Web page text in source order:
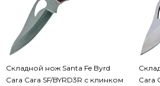
Складной нож Santa Fe Byrd
Cara Cara SF/BYRD3R с клинком
Cara